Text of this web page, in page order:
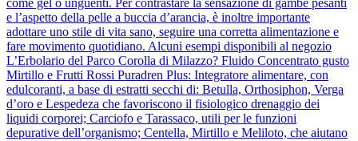
e l’aspetto della pelle a buccia d’arancia, è inoltre importante
adottare uno stile di vita sano, seguire una corretta alimentazione e
fare movimento quotidiano. Alcuni esempi disponibili al negozio
L’Erbolario del Parco Corolla di Milazzo? Fluido Concentrato gusto
Mirtillo e Frutti Rossi Puradren Plus: Integratore alimentare, con
edulcoranti, a base di estratti secchi di: Betulla, Orthosiphon, Verga
d’oro e Lespedeza che favoriscono il fisiologico drenaggio dei
liquidi corporei; Carciofo e Tarassaco, utili per le funzioni
depurative dell’organismo; Centella, Mirtillo e Meliloto, che aiutano